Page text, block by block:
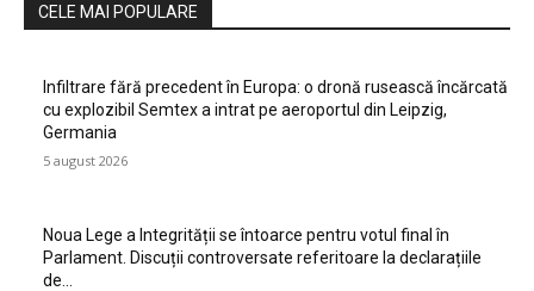
CELE MAI POPULARE
Infiltrare fără precedent în Europa: o dronă rusească încărcată
cu explozibil Semtex a intrat pe aeroportul din Leipzig,
Germania
5 august 2026
Noua Lege a Integrității se întoarce pentru votul final în
Parlament. Discuții controversate referitoare la declarațiile
de…